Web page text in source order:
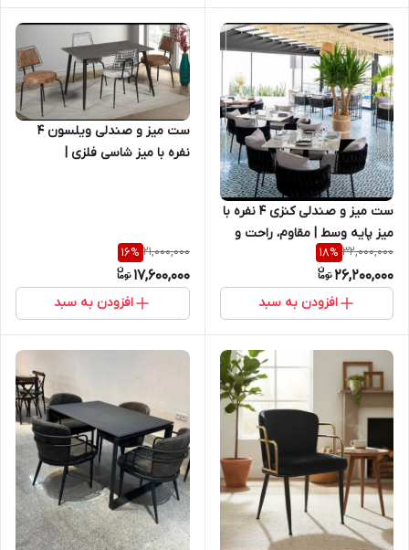
ست میز و صندلی کنزی ۴ نفره با
میز پایه وسط | مقاوم، راحت و
مناسب فضای شلوغ
32,000,000
18%
26,200,000
افزودن به سبد
ست میز و صندلی ویلسون ۴
نفره با میز شاسی فلزی |
21,000,000
16%
17,600,000
افزودن به سبد